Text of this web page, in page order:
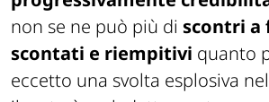
non se ne può più di scontri a
scontati e riempitivi quanto
eccetto una svolta esplosiva